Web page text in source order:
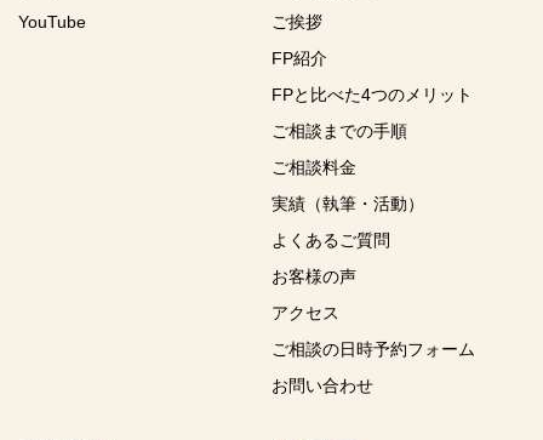
YouTube
ご挨拶
FP紹介
FPと比べた4つのメリット
ご相談までの手順
ご相談料金
実績（執筆・活動）
よくあるご質問
お客様の声
アクセス
ご相談の日時予約フォーム
お問い合わせ